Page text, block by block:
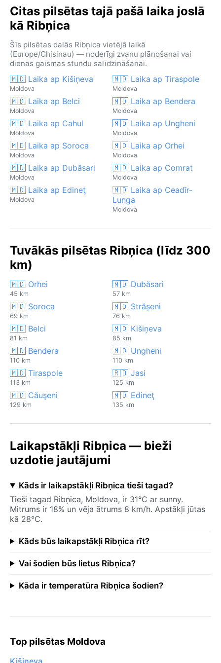
Citas pilsētas tajā pašā laika joslā
kā Ribņica
Šīs pilsētas dalās Ribņica vietējā laikā
(Europe/Chisinau) — noderīgi zvanu plānošanai vai
dienas gaismas stundu salīdzināšanai.
🇲🇩 Laika ap Kišiņeva
Moldova
🇲🇩 Laika ap Tiraspole
Moldova
🇲🇩 Laika ap Belci
Moldova
🇲🇩 Laika ap Bendera
Moldova
🇲🇩 Laika ap Cahul
Moldova
🇲🇩 Laika ap Ungheni
Moldova
🇲🇩 Laika ap Soroca
Moldova
🇲🇩 Laika ap Orhei
Moldova
🇲🇩 Laika ap Dubăsari
Moldova
🇲🇩 Laika ap Comrat
Moldova
🇲🇩 Laika ap Edineţ
Moldova
🇲🇩 Laika ap Ceadîr-
Lunga
Moldova
Tuvākās pilsētas Ribņica (līdz 300
km)
🇲🇩 Orhei
45 km
🇲🇩 Dubăsari
57 km
🇲🇩 Soroca
69 km
🇲🇩 Strășeni
76 km
🇲🇩 Belci
81 km
🇲🇩 Kišiņeva
85 km
🇲🇩 Bendera
110 km
🇲🇩 Ungheni
110 km
🇲🇩 Tiraspole
113 km
🇷🇴 Jasi
125 km
🇲🇩 Căuşeni
129 km
🇲🇩 Edineţ
135 km
Laikapstākļi Ribņica — bieži
uzdotie jautājumi
Kāds ir laikapstākļi Ribņica tieši tagad?
Tieši tagad Ribņica, Moldova, ir 31°C ar sunny.
Mitrums ir 18% un vēja ātrums 8 km/h. Apstākļi jūtas
kā 28°C.
Kāds būs laikapstākļi Ribņica rīt?
Vai šodien būs lietus Ribņica?
Kāda ir temperatūra Ribņica šodien?
Top pilsētas Moldova